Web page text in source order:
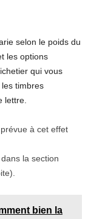
selon le poids du
les options
qui vous
timbres
lettre.
à cet effet
la section
bien la